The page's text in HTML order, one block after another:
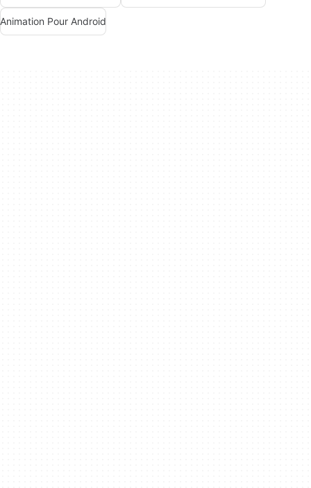
Animation Pour Android